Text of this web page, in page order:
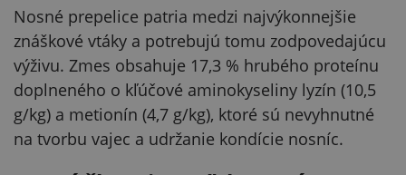
Nosné prepelice patria medzi najvýkonnejšie
znáškové vtáky a potrebujú tomu zodpovedajúcu
výživu. Zmes obsahuje 17,3 % hrubého proteínu
doplneného o kľúčové aminokyseliny lyzín (10,5
g/kg) a metionín (4,7 g/kg), ktoré sú nevyhnutné
na tvorbu vajec a udržanie kondície nosníc.